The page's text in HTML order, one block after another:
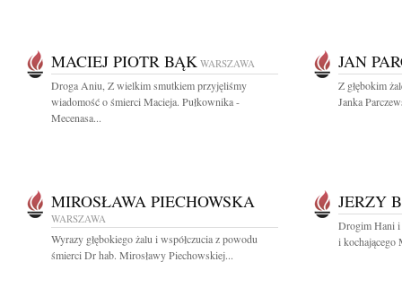
MACIEJ PIOTR BĄK WARSZAWA
Droga Aniu, Z wielkim smutkiem przyjęliśmy
wiadomość o śmierci Macieja. Pułkownika -
Mecenasa...
JAN
Z głębokim
Janka
MIROSŁAWA PIECHOWSKA
WARSZAWA
Wyrazy głębokiego żalu i współczucia z powodu
śmierci Dr hab. Mirosławy Piechowskiej...
JERZY
Drogim Hani i
i kochającego